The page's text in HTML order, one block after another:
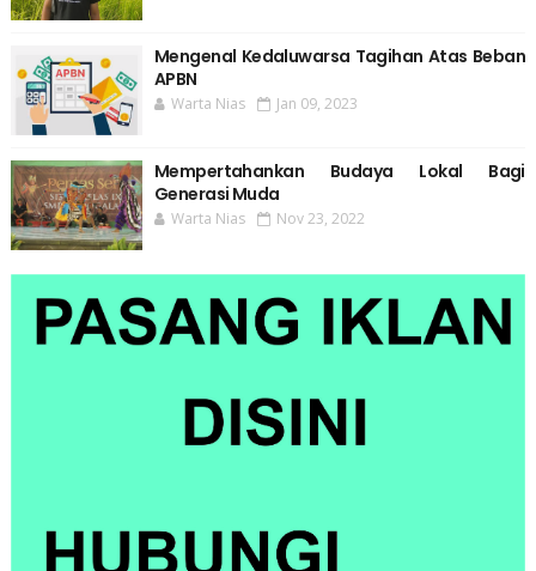
Mengenal Kedaluwarsa Tagihan Atas Beban
APBN
Warta Nias Jan 09, 2023
Mempertahankan Budaya Lokal Bagi
Generasi Muda
Warta Nias Nov 23, 2022